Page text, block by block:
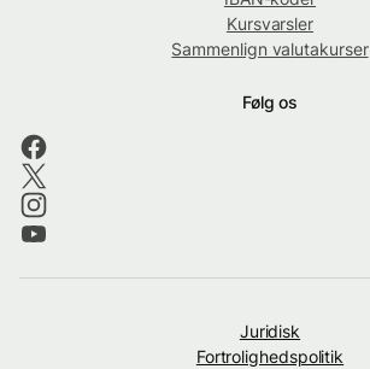
Kursvarsler
Sammenlign valutakurser
Følg os
Juridisk
Fortrolighedspolitik